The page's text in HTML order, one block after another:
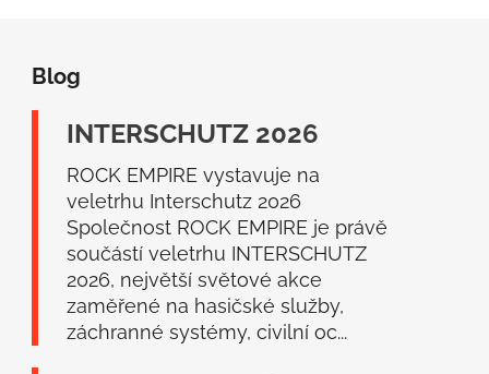
Blog
INTERSCHUTZ 2026
ROCK EMPIRE vystavuje na
veletrhu Interschutz 2026
Společnost ROCK EMPIRE je právě
součástí veletrhu INTERSCHUTZ
2026, největší světové akce
zaměřené na hasičské služby,
záchranné systémy, civilní oc...